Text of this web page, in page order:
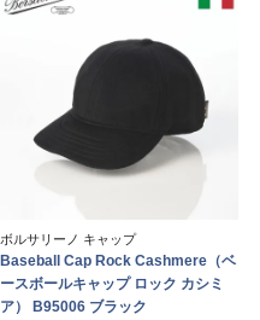
ボルサリーノ キャップ
Baseball Cap Rock Cashmere（ベ
ースボールキャップ ロック カシミ
ア） B95006 ブラック